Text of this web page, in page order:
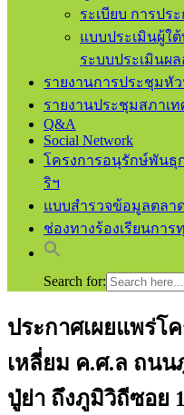
ระเบียบ การป
แบบประเมินผู้ใ
ระบบประเมินผ
รายงานการประชุมหั
รายงานประชุมสภาเท
Q&A
Social Network
โครงการอนุรักษ์พันธุ
ริฯ
แบบสำรวจข้อมูลตลา
ช่องทางร้องเรียนกา
Search for:
เทศบาลเมือง
เทศบาลเมืองวังสะ
ประกาศเผยแพร่โ
เหลี่ยม ค.ศ.ล ถนน
ปู่ย่า ถึงภูมิวิถีซอย